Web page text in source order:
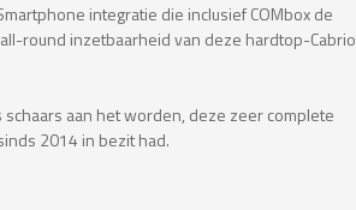
integratie die inclusief COMbox de
round inzetbaarheid van deze hardtop-Cabrio
aan het worden, deze zeer complete
2014 in bezit had.